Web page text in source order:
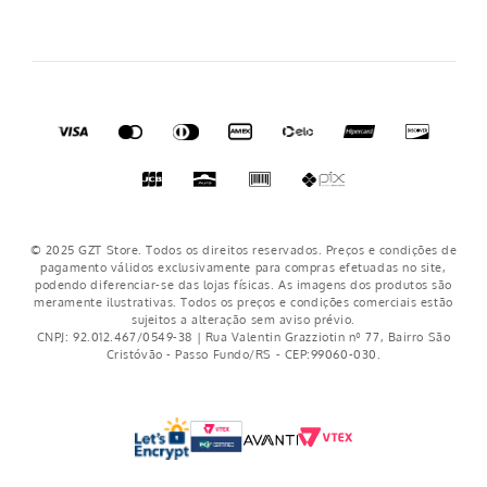
© 2025 GZT Store. Todos os direitos reservados. Preços e condições de
pagamento válidos exclusivamente para compras efetuadas no site,
podendo diferenciar-se das lojas físicas. As imagens dos produtos são
meramente ilustrativas. Todos os preços e condições comerciais estão
sujeitos a alteração sem aviso prévio.
CNPJ: 92.012.467/0549-38 | Rua Valentin Grazziotin nº 77, Bairro São
Cristóvão - Passo Fundo/RS - CEP:99060-030.